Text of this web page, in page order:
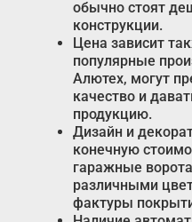
обычно стоят
конструкции.
Цена зависит
популярные
Алютех, могут
качество и
продукцию.
Дизайн и
конечную
гаражные
различными
фактуры